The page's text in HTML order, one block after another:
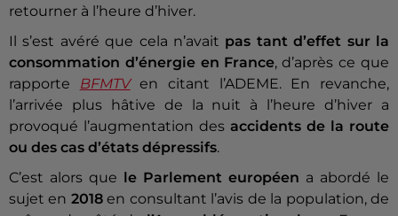
retourner à l’heure d’hiver.
Il s’est avéré que cela n’avait pas tant d’effet sur la
consommation d’énergie en France, d’après ce que
rapporte BFMTV en citant l’ADEME. En revanche,
l’arrivée plus hâtive de la nuit à l’heure d’hiver a
provoqué l’augmentation des accidents de la route
ou des cas d’états dépressifs.
C’est alors que
le Parlement européen a abordé le
sujet en 2018en consultant l’avis de la population, de